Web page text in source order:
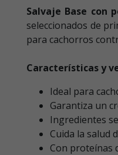
Salvaje Base con
seleccionados de
para cachorros
Características y
Ideal para
Garantiza un
Ingredientes
Cuida la salud
Con proteínas